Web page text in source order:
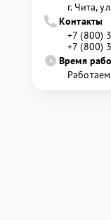
г. Чита,
Контакты
+7 (800)
+7 (800)
Время